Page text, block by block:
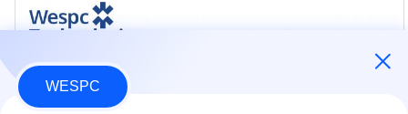
WESPC